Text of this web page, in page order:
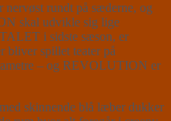
rundt på sæderne, og
skal udvikle sig lige
i sidste sæson, er
bliver spillet teater på
– og REVOLUTION er
skinnende blå læber dukker